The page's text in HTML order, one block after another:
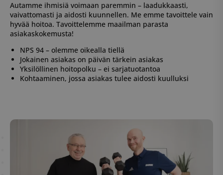
Autamme ihmisiä voimaan paremmin – laadukkaasti,
vaivattomasti ja aidosti kuunnellen. Me emme tavoittele vain
hyvää hoitoa. Tavoittelemme maailman parasta
asiakaskokemusta!
NPS 94 – olemme oikealla tiellä
Jokainen asiakas on päivän tärkein asiakas
Yksilöllinen hoitopolku – ei sarjatuotantoa
Kohtaaminen, jossa asiakas tulee aidosti kuulluksi